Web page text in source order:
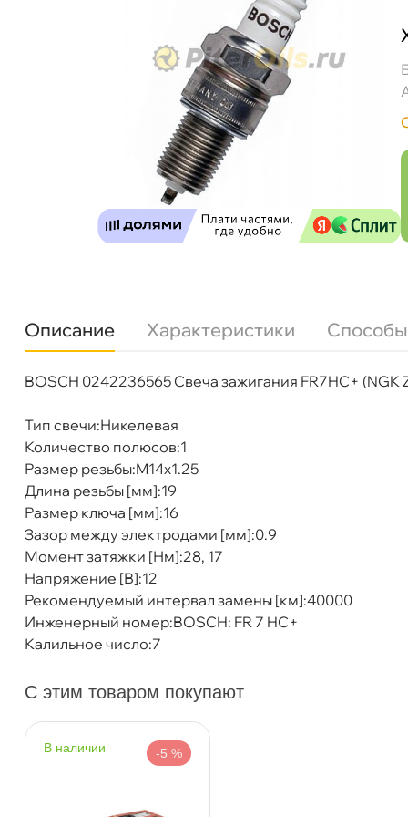
Описание Характеристики
BOSCH 0242236565 Свеча зажигания FR7HC+ (NGK
Тип свечи:Никелевая
Количество полюсов:1
Размер резьбы:M14x1.25
Длина резьбы [мм]:19
Размер ключа [мм]:16
Зазор между электродами [мм]:0.9
Момент затяжки [Нм]:28, 17
Напряжение [В]:12
Рекомендуемый интервал замены [км]:40000
Инженерный номер:BOSCH: FR 7 HC+
Калильное число:7
Бренд
BOSCH
С этим товаром покупают
наличии -5 %
Бесплатная
Самовывоз
ул. Салова, д. 30
Пн-Пт09.30 - 19.00
Богатырский пр. 12
Пн–Вс
10:00 – 21:00